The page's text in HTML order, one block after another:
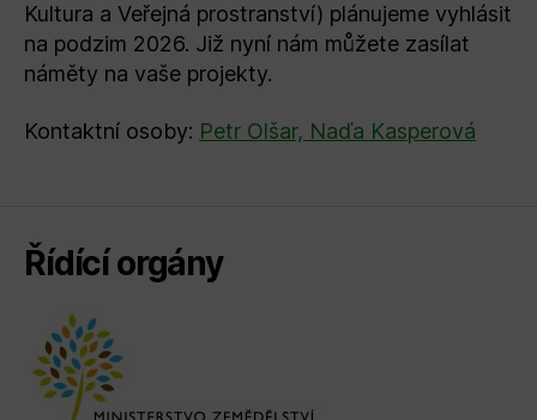
Kultura a Veřejná prostranství) plánujeme vyhlásit
na podzim 2026. Již nyní nám můžete zasílat
náměty na vaše projekty.
Kontaktní osoby: Petr Olšar, Naďa Kasperová
Řídící orgány